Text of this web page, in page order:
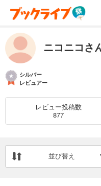
ニコニコさ
シルバー
レビュアー
レビュー投稿数
877
並び替え